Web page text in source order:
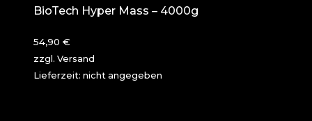
BioTech Hyper Mass – 4000g
54,90 €
zzgl. Versand
Lieferzeit: nicht angegeben